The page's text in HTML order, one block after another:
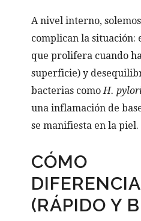
A nivel interno,
complican la situación:
que prolifera cuando
superficie) y
bacterias comoH.
una inflamación de
se manifiesta en la piel.
CÓMO
(RÁPIDO Y